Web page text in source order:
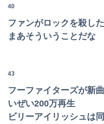
40
ファンがロックを殺し
まあそういうことだな
43
フーファイターズが新
いぜい200万再生
ビリーアイリッシュは